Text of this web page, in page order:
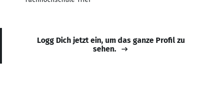
Logg Dich jetzt ein, um das ganze Profil zu
sehen.